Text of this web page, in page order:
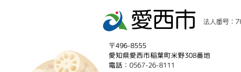
〒496-8555
愛知県愛西市稲葉町米野308番地
電話：0567-26-8111